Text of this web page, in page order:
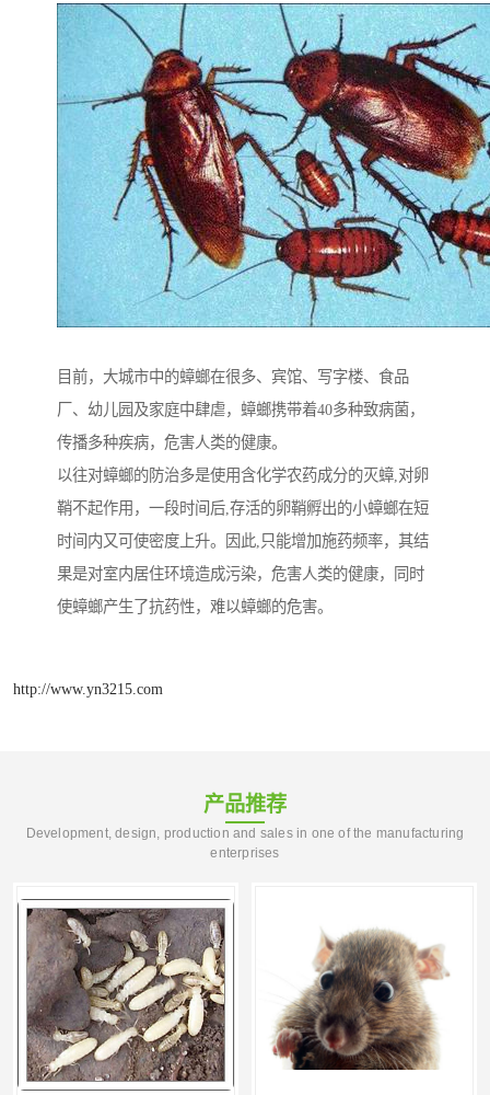
目前，大城市中的蟑螂在很多、宾馆、写字楼、食品
厂、幼儿园及家庭中肆虐，蟑螂携带着40多种致病菌，
传播多种疾病，危害人类的健康。
以往对蟑螂的防治多是使用含化学农药成分的灭蟑,对卵
鞘不起作用，一段时间后,存活的卵鞘孵出的小蟑螂在短
时间内又可使密度上升。因此,只能增加施药频率，其结
果是对室内居住环境造成污染，危害人类的健康，同时
使蟑螂产生了抗药性，难以蟑螂的危害。
http://www.yn3215.com
产品推荐
Development, design, production and sales in one of the manufacturing
enterprises